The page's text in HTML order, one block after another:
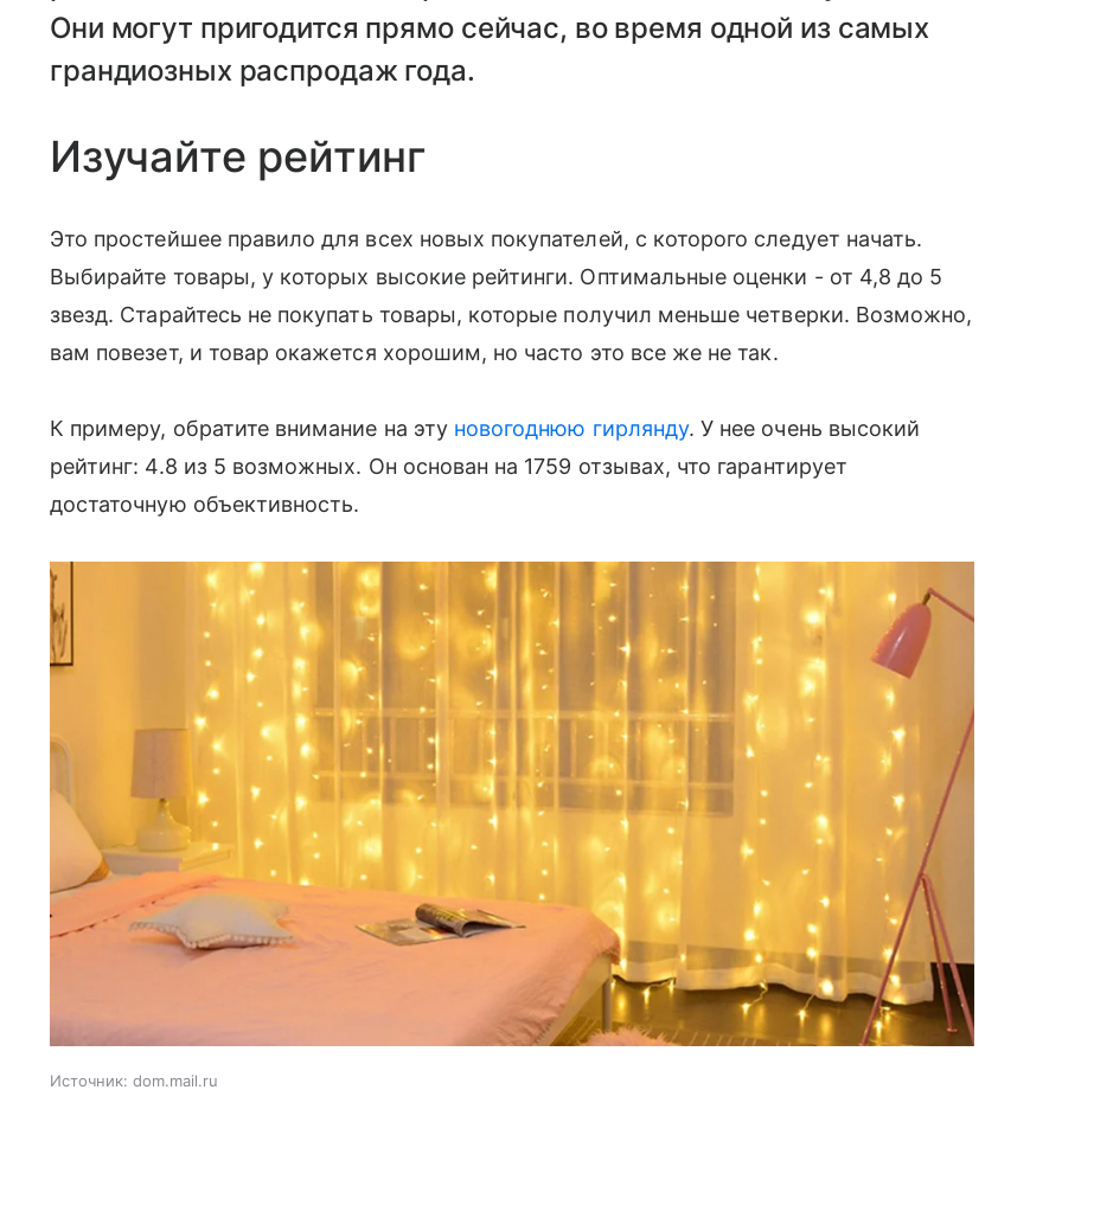
Они могут пригодится прямо сейчас, во время одной из самых
грандиозных распродаж года.
Изучайте рейтинг
Это простейшее правило для всех новых покупателей, с которого следует начать.
Выбирайте товары, у которых высокие рейтинги. Оптимальные оценки - от 4,8 до 5
звезд. Старайтесь не покупать товары, которые получил меньше четверки. Возможно,
вам повезет, и товар окажется хорошим, но часто это все же не так.
К примеру, обратите внимание на эту новогоднюю гирлянду. У нее очень высокий
рейтинг: 4.8 из 5 возможных. Он основан на 1759 отзывах, что гарантирует
достаточную объективность.
Источник: dom.mail.ru